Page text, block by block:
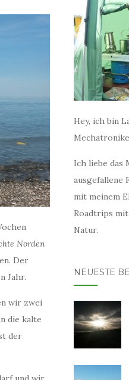
Norden
Der
Jahr.
wir zwei
die kalte
der
Hey, ich bin
Ich liebe das
ausgefallene
mit meinem
Roadtrips
Natur.
NEUESTE